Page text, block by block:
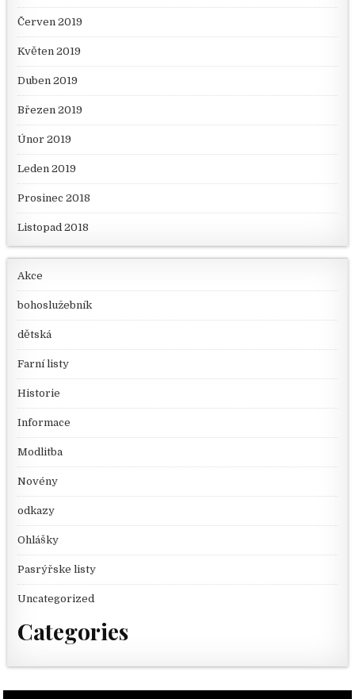
Červen 2019
Květen 2019
Duben 2019
Březen 2019
Únor 2019
Leden 2019
Prosinec 2018
Listopad 2018
Akce
bohoslužebník
dětská
Farní listy
Historie
Informace
Modlitba
Novény
odkazy
Ohlášky
Pasrýřske listy
Uncategorized
Categories